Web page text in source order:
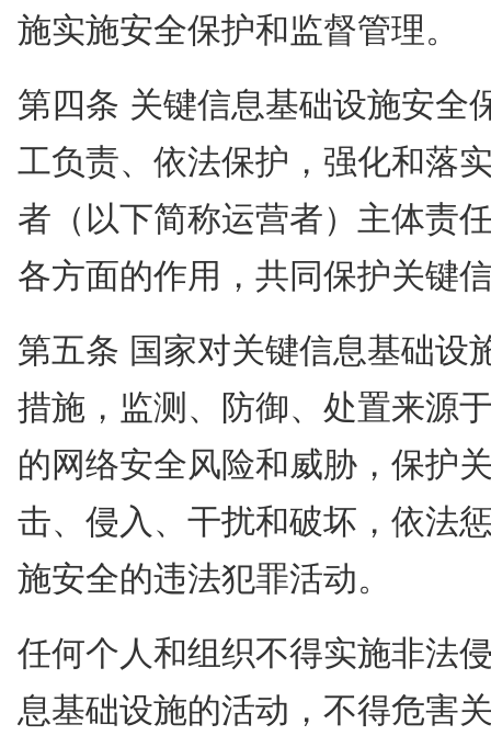
施实施安全保护和监督管理。
第四条 关键信息基础设施安全
工负责、依法保护，强化和落
者（以下简称运营者）主体责
各方面的作用，共同保护关键
第五条 国家对关键信息基础设
措施，监测、防御、处置来源
的网络安全风险和威胁，保护
击、侵入、干扰和破坏，依法
施安全的违法犯罪活动。
任何个人和组织不得实施非法
息基础设施的活动，不得危害